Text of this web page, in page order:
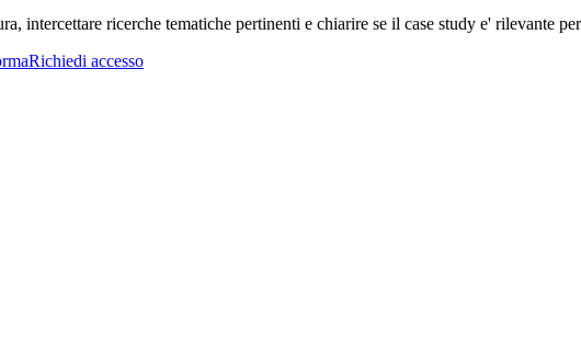
intercettare ricerche tematiche pertinenti e chiarire se il case study e' rilevante
Richiedi accesso